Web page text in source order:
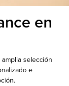
en
selección
e